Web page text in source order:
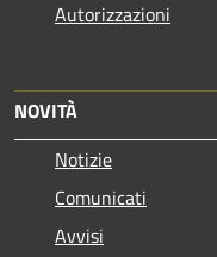
Autorizzazioni
NOVITÀ
Notizie
Comunicati
Avvisi